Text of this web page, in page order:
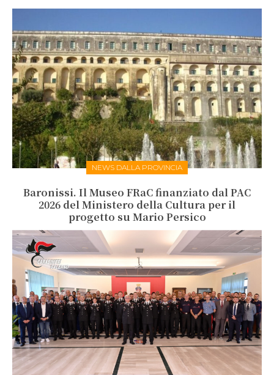
NEWS DALLA PROVINCIA
Baronissi. Il Museo FRaC finanziato dal PAC
2026 del Ministero della Cultura per il
progetto su Mario Persico